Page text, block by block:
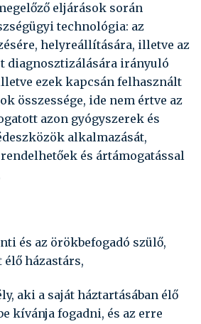
eljárások során
technológia: az
helyreállítására, illetve az
diagnosztizálására irányuló
ezek kapcsán felhasznált
összessége, ide nem értve az
azon gyógyszerek és
alkalmazását,
és ártámogatással
és az örökbefogadó szülő,
élő házastárs,
aki a saját háztartásában élő
kívánja fogadni, és az erre